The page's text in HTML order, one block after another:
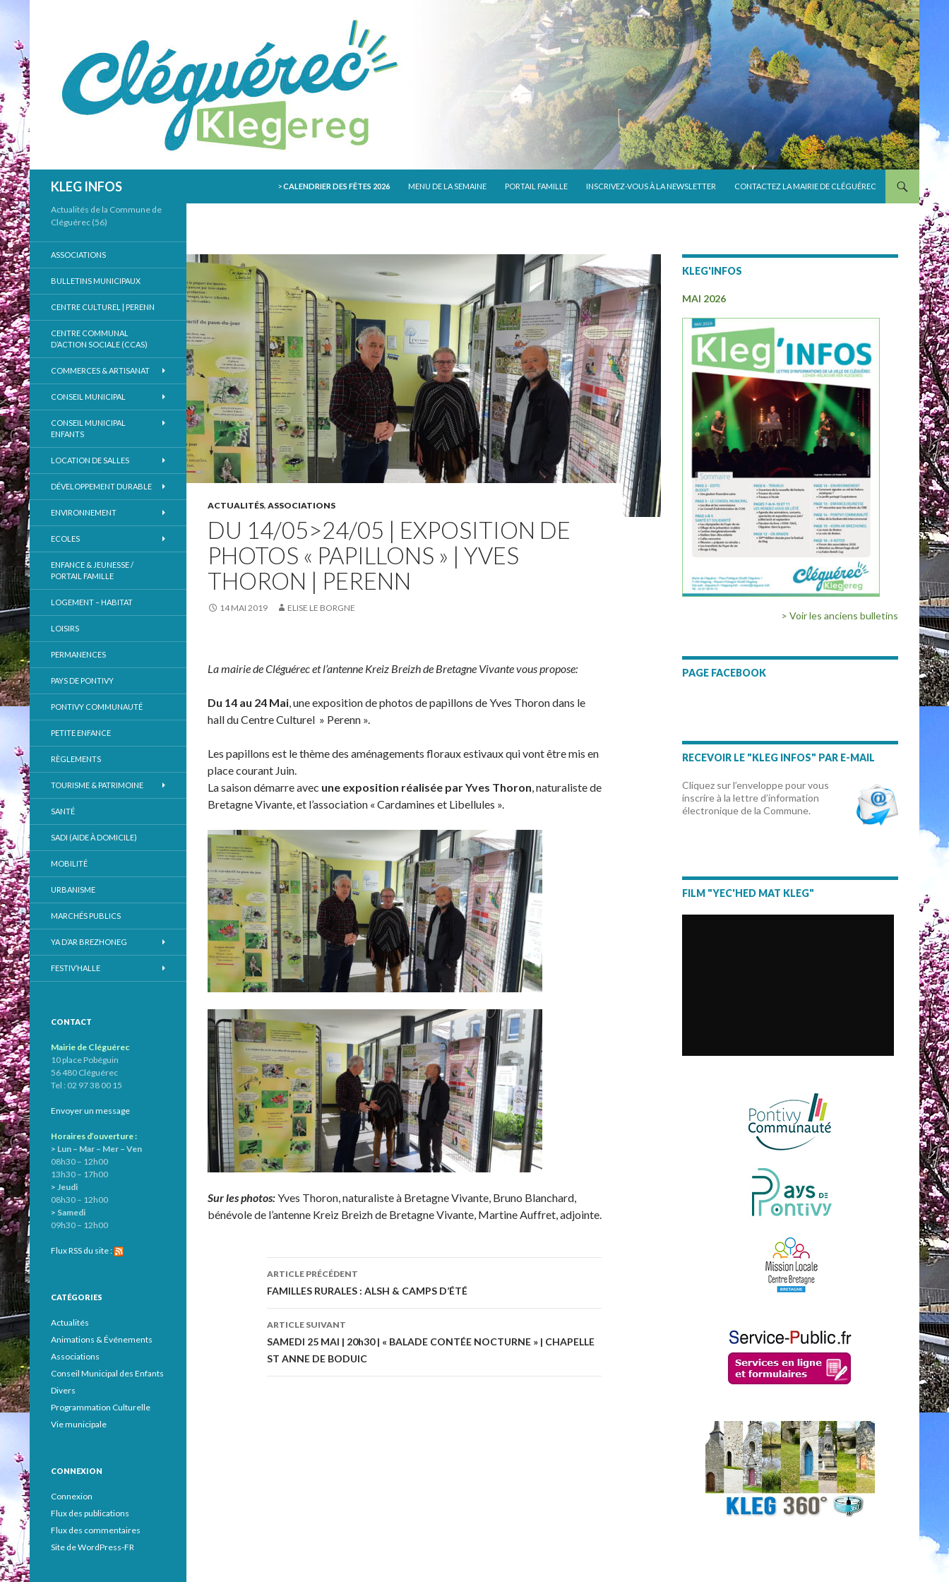
KLEG INFOS
>CALENDRIER DES FÊTES 2026 MENU DE LA SEMAINE PORTAIL FAMILLE INSCRIVEZ-VOUS À LA NEWSLETTER CONTACTEZ LA MAIRIE DE CLÉGUÉREC
ACTUALITÉS, ASSOCIATIONS
DU 14/05>24/05 | EXPOSITION DE
PHOTOS « PAPILLONS » | YVES
THORON | PERENN
14 MAI 2019 ELISE LE BORGNE
La mairie de Cléguérec et l’antenne Kreiz Breizh de Bretagne Vivante vous propose:
Du 14 au 24 Mai, une exposition de photos de papillons de Yves Thoron dans le
hall du Centre Culturel » Perenn ».
Les papillons est le thème des aménagements floraux estivaux qui vont être mis en
place courant Juin.
La saison démarre avec une exposition réalisée par Yves Thoron, naturaliste de
Bretagne Vivante, et l’association « Cardamines et Libellules ».
Sur les photos:Yves Thoron, naturaliste à Bretagne Vivante, Bruno Blanchard,
bénévole de l’antenne Kreiz Breizh de Bretagne Vivante, Martine Auffret, adjointe.
Navigation
des
articles
ARTICLE PRÉCÉDENT
FAMILLES RURALES : ALSH & CAMPS D’ÉTÉ
ARTICLE SUIVANT
SAMEDI 25 MAI | 20h30 | « BALADE CONTÉE NOCTURNE » | CHAPELLE
ST ANNE DE BODUIC
KLEG'INFOS
MAI 2026
> Voir les anciens bulletins
PAGE FACEBOOK
RECEVOIR LE "KLEG INFOS" PAR E-MAIL
Cliquez sur l’enveloppe pour vous
inscrire à la lettre d’information
électronique de la Commune.
FILM "YEC'HED MAT KLEG"
Actualités de la Commune de
Cléguérec (56)
ASSOCIATIONS
BULLETINS MUNICIPAUX
CENTRE CULTUREL | PERENN
CENTRE COMMUNAL
D’ACTION SOCIALE (CCAS)
COMMERCES & ARTISANAT
CONSEIL MUNICIPAL
CONSEIL MUNICIPAL
ENFANTS
LOCATION DE SALLES
DÉVELOPPEMENT DURABLE
ENVIRONNEMENT
ECOLES
ENFANCE & JEUNESSE /
PORTAIL FAMILLE
LOGEMENT – HABITAT
LOISIRS
PERMANENCES
PAYS DE PONTIVY
PONTIVY COMMUNAUTÉ
PETITE ENFANCE
RÈGLEMENTS
TOURISME & PATRIMOINE
SANTÉ
SADI (AIDE À DOMICILE)
MOBILITÉ
URBANISME
MARCHÉS PUBLICS
YA D’AR BREZHONEG
FESTIV’HALLE
CONTACT
Mairie de Cléguérec
10 place Pobéguin
56 480 Cléguérec
Tel : 02 97 38 00 15
Envoyer un message
Horaires d’ouverture :
> Lun – Mar – Mer – Ven
08h30 – 12h00
13h30 – 17h00
> Jeudi
08h30 – 12h00
> Samedi
09h30 – 12h00
Flux RSS du site :
CATÉGORIES
Actualités
Animations & Événements
Associations
Conseil Municipal des Enfants
Divers
Programmation Culturelle
Vie municipale
CONNEXION
Connexion
Flux des publications
Flux des commentaires
Site de WordPress-FR